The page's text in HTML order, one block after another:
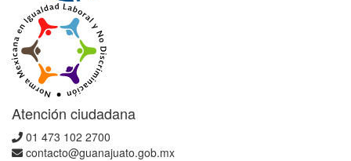
Atención ciudadana
01 473 102 2700
contacto@guanajuato.gob.mx